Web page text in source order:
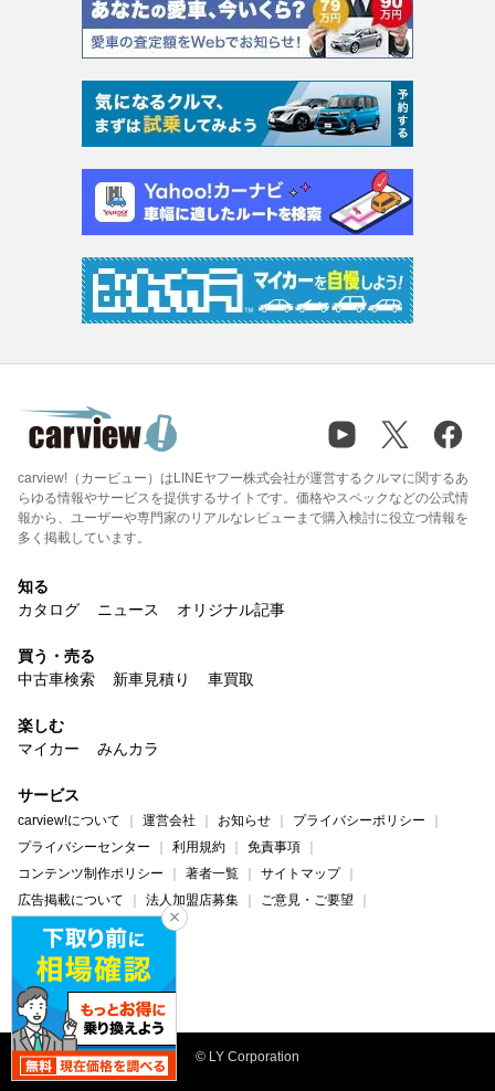
carview!（カービュー）はLINEヤフー株式会社が運営するクルマに関するあ
らゆる情報やサービスを提供するサイトです。価格やスペックなどの公式情
報から、ユーザーや専門家のリアルなレビューまで購入検討に役立つ情報を
多く掲載しています。
知る
カタログ
ニュース オリジナル記事
買う・売る
中古車検索
新車見積り 車買取
楽しむ
マイカー
みんカラ
サービス
carview!について 運営会社 お知らせ
プライバシーポリシー
プライバシーセンター
利用規約
免責事項
コンテンツ制作ポリシー
著者一覧
サイトマップ
広告掲載について
法人加盟店募集
ご意見・ご要望
ヘルプ・お問い合わせ
carview! Yahoo! JAPAN
© LY Corporation